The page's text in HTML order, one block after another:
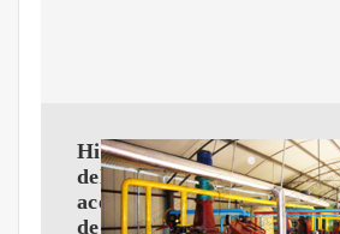
Historia
del
aceite
de